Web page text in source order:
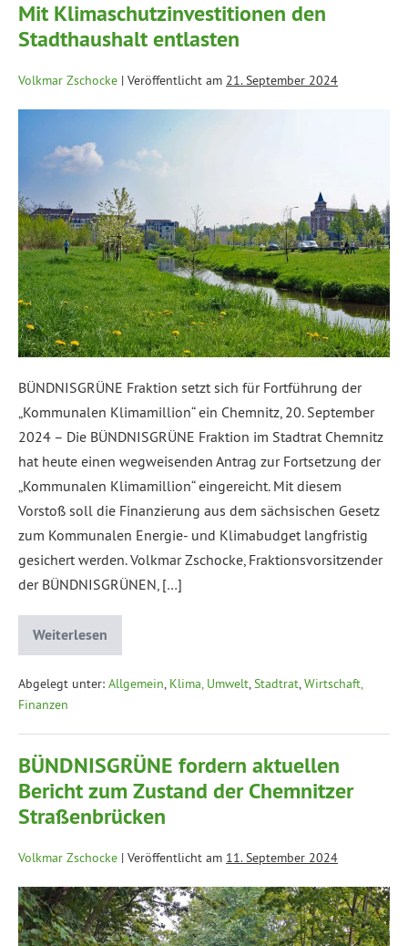
Mit Klimaschutzinvestitionen den
Stadthaushalt entlasten
Volkmar Zschocke | Veröffentlicht am 21. September 2024
BÜNDNISGRÜNE Fraktion setzt sich für Fortführung der
„Kommunalen Klimamillion“ ein Chemnitz, 20. September
2024 – Die BÜNDNISGRÜNE Fraktion im Stadtrat Chemnitz
hat heute einen wegweisenden Antrag zur Fortsetzung der
„Kommunalen Klimamillion“ eingereicht. Mit diesem
Vorstoß soll die Finanzierung aus dem sächsischen Gesetz
zum Kommunalen Energie- und Klimabudget langfristig
gesichert werden. Volkmar Zschocke, Fraktionsvorsitzender
der BÜNDNISGRÜNEN, […]
Weiterlesen
Abgelegt unter: Allgemein Klima, Umwelt Stadtrat Wirtschaft,
Finanzen
BÜNDNISGRÜNE fordern aktuellen
Bericht zum Zustand der Chemnitzer
Straßenbrücken
Volkmar Zschocke | Veröffentlicht am 11. September 2024